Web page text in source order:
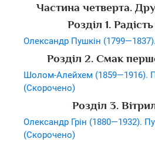
Частина четверта.
Розділ 1.
Олександр Пушкін
Розділ 2. Смак
Шолом-Алейхем (1859—1916).
(Скорочено)
Розділ 3.
Олександр Грін (1880—1932).
(Скорочено)